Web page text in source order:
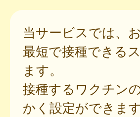
当サービスでは、
最短で接種できる
ます。
接種するワクチン
かく設定ができます